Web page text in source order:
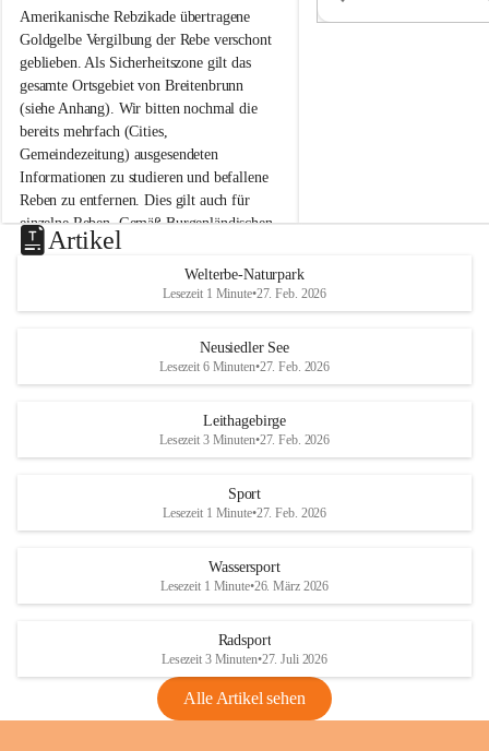
e
n
b
r
u
n
n
a
m
N
e
u
s
d
S
Amerikanische Rebzikade übertragene
Goldgelbe Vergilbung der Rebe verschont
geblieben. Als Sicherheitszone gilt das
gesamte Ortsgebiet von Breitenbrunn
(siehe Anhang). Wir bitten nochmal die
bereits mehrfach (Cities,
Gemeindezeitung) ausgesendeten
Informationen zu studieren und befallene
Reben zu entfernen. Dies gilt auch für
einzelne Reben. Gemäß Burgenländischen
Weinbaugesetz sind nicht gepflegte oder
unzulässige Weingärten zu roden! Bitte
helfen wir zusammen um unsere Winzer
vor den prognostizierten Ernteausfällen
und den daraus folgenden wirtschaftlichen
Maßnahmen zur Bekämpfung
Rebe und der Amerikanischen
Anhang VBl. EU Nr. 18
1 Seite•1,4 MB
VBl. EU Nr. 18_2026
e
u
e
d
r
S
Artikel
Welterbe-Naturpark
Lesezeit 1 Minute•27. Feb. 2026
Neusiedler See
Lesezeit 6 Minuten•27. Feb. 2026
Leithagebirge
Lesezeit 3 Minuten•27. Feb. 2026
Sport
Lesezeit 1 Minute•27. Feb. 2026
Wassersport
Lesezeit 1 Minute•26. März 2026
Radsport
Lesezeit 3 Minuten•27. Juli 2026
Alle Artikel sehen